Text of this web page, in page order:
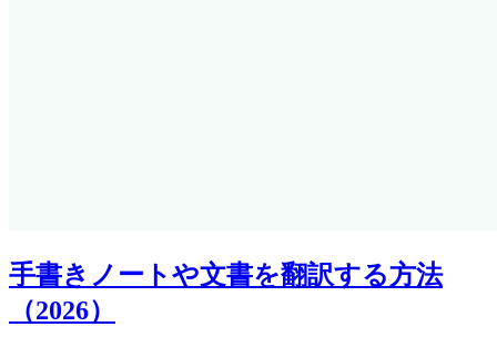
手書きノートや文書を翻訳する方法
（2026）